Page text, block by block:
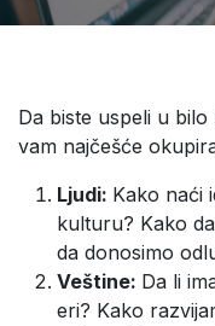
Da biste uspeli u
vam najčešće
Ljudi: Kako naći
kulturu? Kako
da donosimo
Veštine: Da li
eri? Kako